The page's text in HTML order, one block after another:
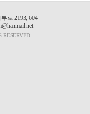
GENERAY Chemicals
로 2193, 604